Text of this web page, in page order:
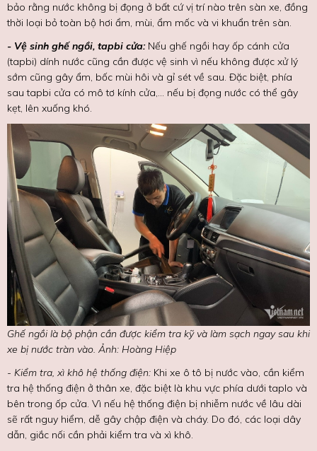
bảo rằng nước không bị đọng ở bất cứ vị trí nào trên sàn xe, đồng
thời loại bỏ toàn bộ hơi ẩm, mùi, ẩm mốc và vi khuẩn trên sàn.
- Vệ sinh ghế ngồi, tapbi cửa:Nếu ghế ngồi hay ốp cánh cửa
(tapbi) dính nước cũng cần được vệ sinh vì nếu không được xử lý
sớm cũng gây ẩm, bốc mùi hôi và gỉ sét về sau. Đặc biệt, phía
sau tapbi cửa có mô tơ kính cửa,... nếu bị đọng nước có thể gây
kẹt, lên xuống khó.
Ghế ngồi là bộ phận cần được kiểm tra kỹ và làm sạch ngay sau khi
xe bị nước tràn vào. Ảnh: Hoàng Hiệp
- Kiểm tra, xì khô hệ thống điện: Khi xe ô tô bị nước vào, cần kiểm
tra hệ thống điện ở thân xe, đặc biệt là khu vực phía dưới taplo và
bên trong ốp cửa. Vì nếu hệ thống điện bị nhiễm nước về lâu dài
sẽ rất nguy hiểm, dễ gây chập điện và cháy. Do đó, các loại dây
dẫn, giắc nối cần phải kiểm tra và xì khô.